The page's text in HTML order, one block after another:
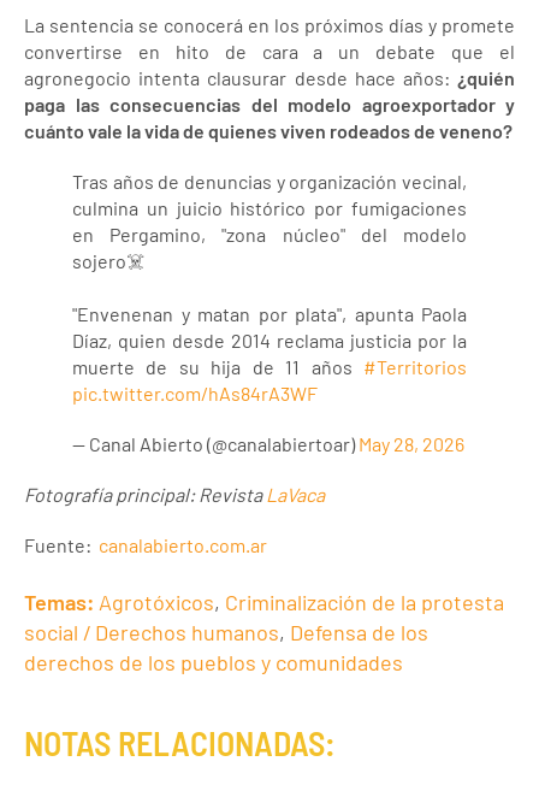
La sentencia se conocerá en los próximos días y promete
convertirse en hito de cara a un debate que el
agronegocio intenta clausurar desde hace años: ¿quién
paga las consecuencias del modelo agroexportador y
cuánto vale la vida de quienes viven rodeados de veneno?
Tras años de denuncias y organización vecinal,
culmina un juicio histórico por fumigaciones
en Pergamino, "zona núcleo" del modelo
sojero☠️
"Envenenan y matan por plata", apunta Paola
Díaz, quien desde 2014 reclama justicia por la
muerte de su hija de 11 años #Territorios
pic.twitter.com/hAs84rA3WF
— Canal Abierto (@canalabiertoar)May 28, 2026
Fotografía principal: RevistaLaVaca
Fuente: canalabierto.com.ar
Temas: Agrotóxicos, Criminalización de la protesta
social / Derechos humanos, Defensa de los
derechos de los pueblos y comunidades
NOTAS RELACIONADAS: